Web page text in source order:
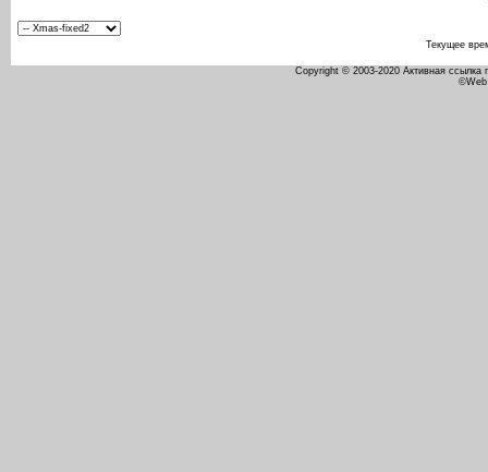
Текущее
Copyright © 2003-2020 Активная ссылка